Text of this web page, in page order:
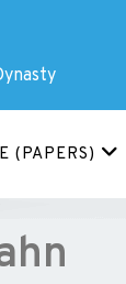
(PAPERS)